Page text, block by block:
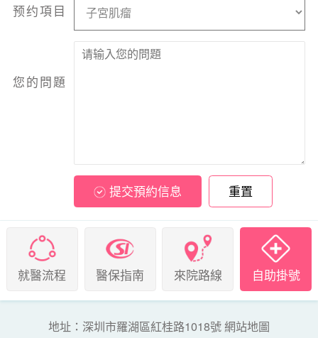
预约項目
您的問題
提交預約信息 重置
就醫流程 醫保指南 來院路線 自助掛號
地址：深圳市羅湖區紅桂路1018號網站地圖